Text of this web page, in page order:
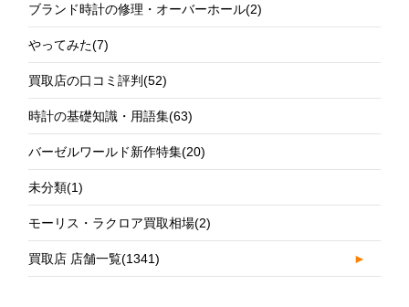
ブランド時計の修理・オーバーホール(2)
やってみた(7)
買取店の口コミ評判(52)
時計の基礎知識・用語集(63)
バーゼルワールド新作特集(20)
未分類(1)
モーリス・ラクロア買取相場(2)
買取店 店舗一覧(1341) ►